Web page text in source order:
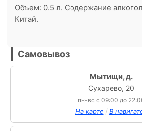
Объем: 0.5 л. Содержание
Китай.
Самовывоз
Мытищи, д.
Сухарево, 20
пн-вс с 09:00 до
На карте / В